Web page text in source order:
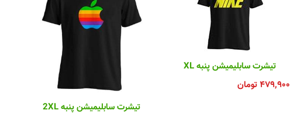
تیشرت سابلیمیشن پنبه XL
۴۷۹,۹۰۰تومان
تیشرت سابلیمیشن پنبه 2XL